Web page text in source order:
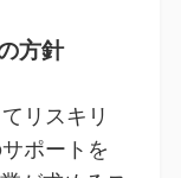
方針
リスキリ
ポートを